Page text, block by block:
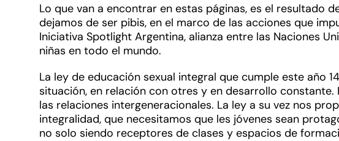
Lo que van a encontrar en estas páginas, es el resultado
dejamos de ser pibis, en el marco de las acciones que
Iniciativa Spotlight Argentina, alianza entre las Naciones
niñas en todo el mundo.
La ley de educación sexual integral que cumple este año
situación, en relación con otres y en desarrollo
las relaciones intergeneracionales. La ley a su vez nos
integralidad, que necesitamos que les jóvenes sean
no solo siendo receptores de clases y espacios de